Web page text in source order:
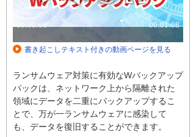
書き起こしテキスト付きの動画ページを見る
ランサムウェア対策に有効なWバックアップ
パックは、ネットワーク上から隔離された
領域にデータを二重にバックアップするこ
とで、万が一ランサムウェアに感染して
も、データを復旧することができます。